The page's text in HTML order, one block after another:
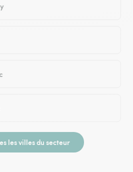
les villes du secteur